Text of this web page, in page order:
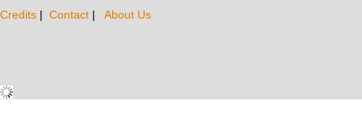
Credits | Contact | About Us